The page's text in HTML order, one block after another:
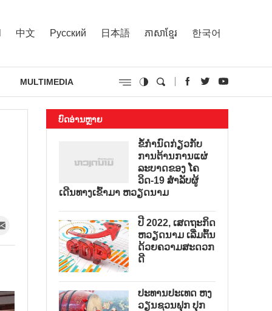
中文 Русский 日本語 ភាសាខ្មែរ 한국어
MULTIMEDIA
ບົດອ່ານຫຼາຍ
ຂໍ້ກຳນົດກ່ຽວກັບ
ການຕ້ານການແຜ່
ລະບາດຂອງ ໂຄ
ວິດ-19 ສຳລັບຜູ້
ເດີນທາງເຂົ້າມາ ຫວຽດນາມ
ປີ 2022, ເສດຖະກິດ
ຫວຽດນາມ ເລີ່ມຕົ້ນ
ດ້ວຍຄວາມສະດວກ
ດີ
ປະທານປະເທດ ຫງ
ວຽນຊວນຟຸກ ປຸກ